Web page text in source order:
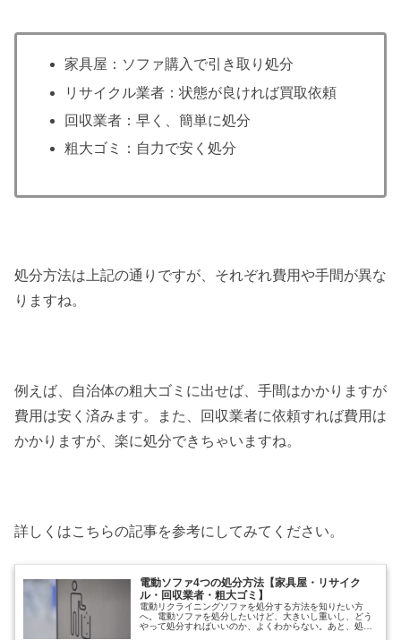
家具屋：ソファ購入で引き取り処分
リサイクル業者：状態が良ければ買取依頼
回収業者：早く、簡単に処分
粗大ゴミ：自力で安く処分
処分方法は上記の通りですが、それぞれ費用や手間が異な
りますね。
例えば、自治体の粗大ゴミに出せば、手間はかかりますが
費用は安く済みます。また、回収業者に依頼すれば費用は
かかりますが、楽に処分できちゃいますね。
詳しくはこちらの記事を参考にしてみてください。
電動ソファ4つの処分方法【家具屋・リサイク
ル・回収業者・粗大ゴミ】
電動リクライニングソファを処分する方法を知りたい方
へ。電動ソファを処分したいけど、大きいし重いし、どう
やって処分すればいいのか、よくわからない。あと、処分